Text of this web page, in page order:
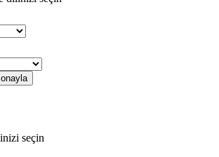
seçin